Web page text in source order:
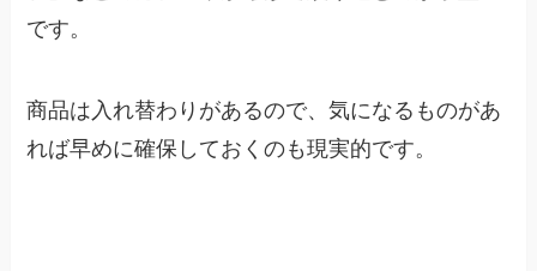
です。
商品は入れ替わりがあるので、気になるものがあ
れば早めに確保しておくのも現実的です。